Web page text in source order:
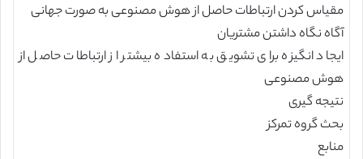
مقیاس کردن ارتباطات حاصل از هوش مصنوعی به صورت جهانی
آگاه نگاه داشتن مشتریان
ایجاد انگیزه برای تشویق به استفاده بیشتر از ارتباطات حاصل از
هوش مصنوعی
نتیجه گیری
بحث گروه تمرکز
منابع